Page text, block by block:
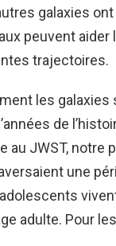
galaxies
peuvent aider
trajectoires.
les
de
au JWST, notre
une
adulte. Pour